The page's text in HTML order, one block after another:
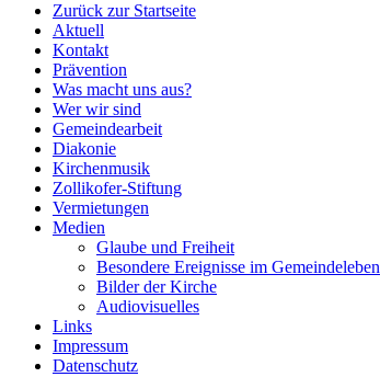
Zurück zur Startseite
Aktuell
Kontakt
Prävention
Was macht uns aus?
Wer wir sind
Gemeindearbeit
Diakonie
Kirchenmusik
Zollikofer-Stiftung
Vermietungen
Medien
Glaube und Freiheit
Besondere Ereignisse im Gemeindeleben
Bilder der Kirche
Audiovisuelles
Links
Impressum
Datenschutz